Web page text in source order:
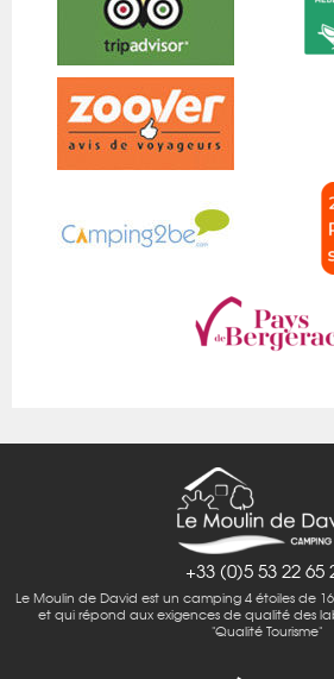
+33 (0)5 53 22 65
Le Moulin de David est un camping 4 étoiles de
et qui répond aux exigences de qualité des
"Qualité Tourisme"